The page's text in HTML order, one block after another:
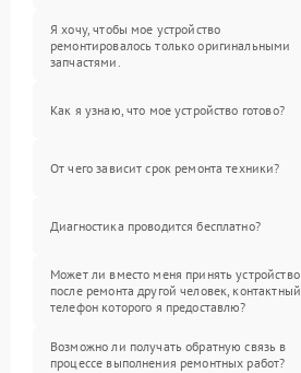
Я хочу, чтобы мое устройство
ремонтировалось только оригинальными
запчастями.
Как я узнаю, что мое устройство готово?
От чего зависит срок ремонта техники?
Диагностика проводится бесплатно?
Может ли вместо меня принять устройство
после ремонта другой человек, контактный
телефон которого я предоставлю?
Возможно ли получать обратную связь в
процессе выполнения ремонтных работ?